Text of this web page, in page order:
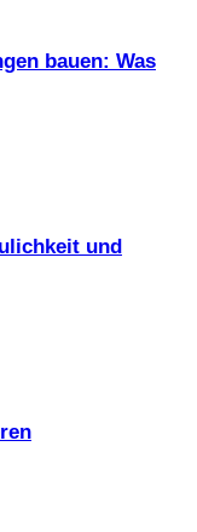
bauen: Was
und